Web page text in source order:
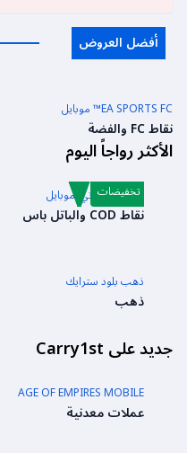
أفضل العروض
EA SPORTS FC™ موبايل
نقاط FC والفضة
الأكثر رواجاً اليوم
كول أوف دوتي: موبايل
نقاط COD والباتل باس
تخفيضات
ذهب بلود سترايك
ذهب
جديد على Carry1st
AGE OF EMPIRES MOBILE
عملات معدنية